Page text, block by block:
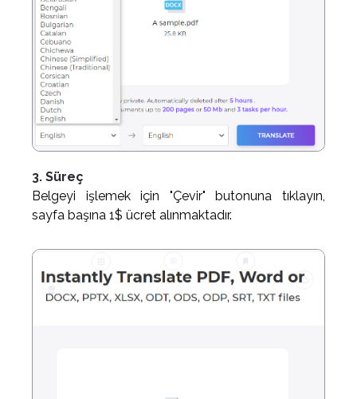
3. Süreç
Belgeyi işlemek için "Çevir" butonuna tıklayın,
sayfa başına 1$ ücret alınmaktadır.